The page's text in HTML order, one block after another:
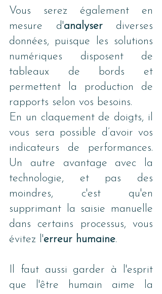
Vous serez également en
mesure d'analyser diverses
données, puisque les solutions
numériques disposent de
tableaux de bords et
permettent la production de
rapports selon vos besoins.
En un claquement de doigts, il
vous sera possible d’avoir vos
indicateurs de performances.
Un autre avantage avec la
technologie, et pas des
moindres, c'est qu'en
supprimant la saisie manuelle
dans certains processus, vous
évitez l'erreur humaine.
Il faut aussi garder à l'esprit
que l'être humain aime la